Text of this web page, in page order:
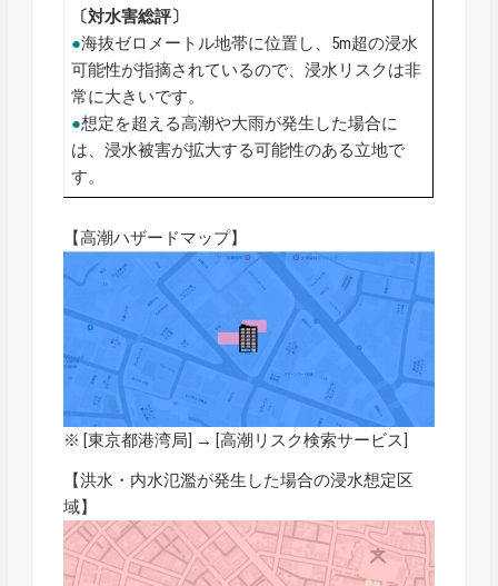
〔対水害総評〕
●海抜ゼロメートル地帯に位置し、5m超の浸水
可能性が指摘されているので、浸水リスクは非
常に大きいです。
●想定を超える高潮や大雨が発生した場合に
は、浸水被害が拡大する可能性のある立地で
す。
【高潮ハザードマップ】
※ [東京都港湾局] → [高潮リスク検索サービス]
【洪水・内水氾濫が発生した場合の浸水想定区
域】